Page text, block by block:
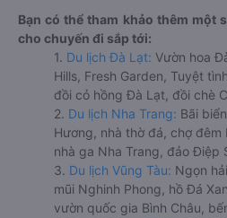
Bạn có thể tham khảo thêm một
cho chuyến đi sắp tới:
1. Du lịch Đà Lạt: Vườn hoa
Hills, Fresh Garden, Tuyệt
đồi cỏ hồng Đà Lạt, đồi chè
2. Du lịch Nha Trang: Bãi
Hương, nhà thờ đá, chợ đêm
nhà ga Nha Trang, đảo Điệp
3. Du lịch Vũng Tàu: Ngọn
mũi Nghinh Phong, hồ Đá
vườn quốc gia Bình Châu,